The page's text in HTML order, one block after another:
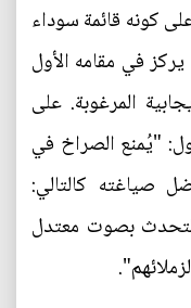
كونه قائمة سوداء
في مقامه الأول
المرغوبة. على
"يُمنع الصراخ في
صياغته كالتالي:
بصوت معتدل